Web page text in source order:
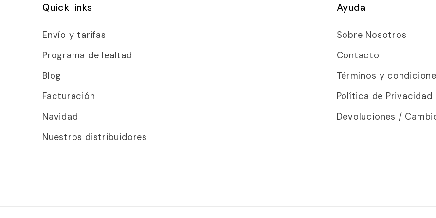
Quick links
Envío y tarifas
Programa de lealtad
Blog
Facturación
Navidad
Nuestros distribuidores
Ayuda
Sobre Nosotros
Contacto
Términos y
Política de Privacidad
Devoluciones /